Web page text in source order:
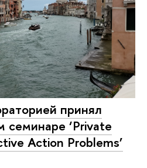
принял
семинаре ‘Private
Action Problems’